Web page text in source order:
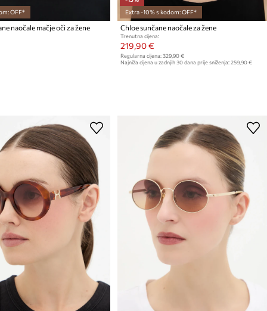
OFF*
naočale mačje oči za žene
Extra -10% s kodom: OFF*
Chloe sunčane naočale za žene
Trenutna cijena:
219,90 €
Regularna cijena: 329,90 €
Najniža cijena u zadnjih 30 dana prije sniženja: 259,90 €